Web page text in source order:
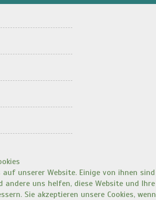
auf unserer Website. Einige von ihnen sind
andere uns helfen, diese Website und Ihre
Sie akzeptieren unsere Cookies, wenn